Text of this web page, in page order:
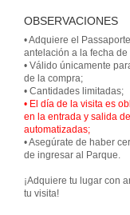
OBSERVACIONES
• Adquiere el
antelación a la fecha
• Válido únicamente
de la compra;
• El día de la visita es
en la entrada y salida
automatizadas;
• Asegúrate de haber
de ingresar al Parque.
¡Adquiere tu lugar con
tu visita!